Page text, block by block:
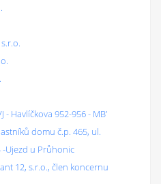
- Havlíčkova 952-956 - MB'
domu č.p. 465, ul.
-Ujezd u Průhonic
12, s.r.o., člen koncernu